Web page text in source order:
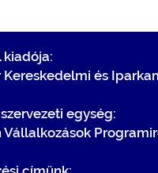
kiadója:
Kereskedelmi és
egység:
Vállalkozások